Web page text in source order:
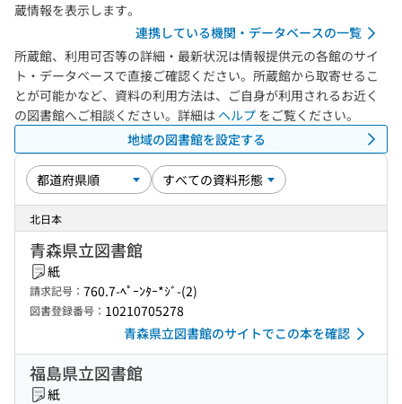
蔵情報を表示します。
連携している機関・データベースの一覧
所蔵館、利用可否等の詳細・最新状況は情報提供元の各館のサイ
ト・データベースで直接ご確認ください。所蔵館から取寄せるこ
とが可能かなど、資料の利用方法は、ご自身が利用されるお近く
の図書館へご相談ください。詳細は ヘルプ をご覧ください。
地域の図書館を設定する
北日本
青森県立図書館
紙
請求記号： 760.7-ﾍﾟｰﾝﾀｰ*ｼﾞ-(2)
図書登録番号： 10210705278
青森県立図書館のサイトでこの本を確認
福島県立図書館
紙